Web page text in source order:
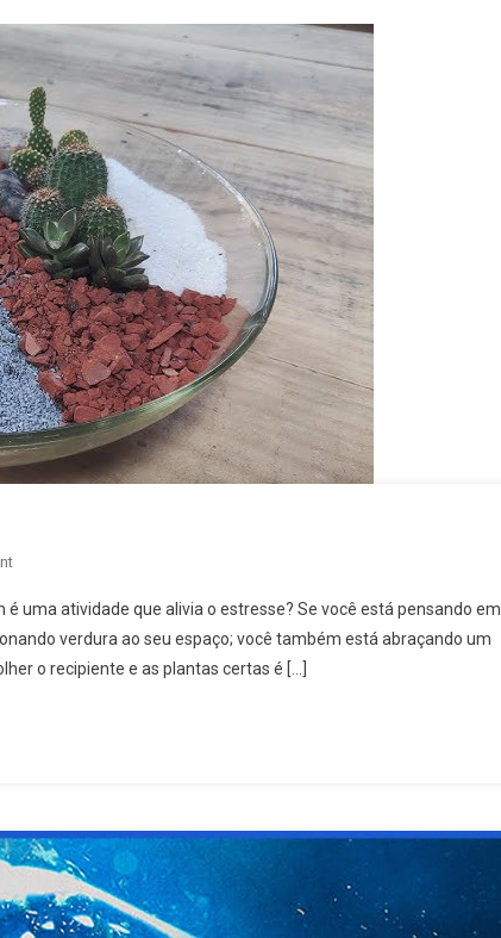
On
Seu
Próprio
Mini
uma atividade que alivia o estresse? Se você está pensando em
verdura ao seu espaço; você também está abraçando um
o recipiente e as plantas certas é […]